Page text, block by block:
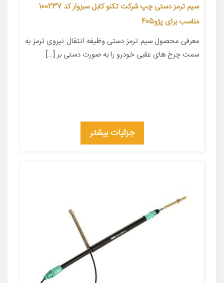
سیم ترمز دستی چپ شرکت تکنو کابل سبزوار کد 100237
مناسب برای پژو405
معرفی محصول سیم ترمز دستی وظیفه انتقال نیروی ترمز به
سمت چرخ های عقبی خودرو را به صورت دستی بر […]
جزئیات بیشتر